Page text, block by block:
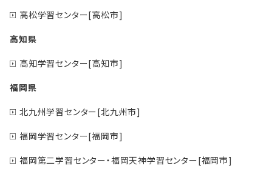
高松学習センター[高松市]
高知県
高知学習センター[高知市]
福岡県
北九州学習センター[北九州市]
福岡学習センター[福岡市]
福岡第二学習センター・福岡天神学習センター[福岡市]